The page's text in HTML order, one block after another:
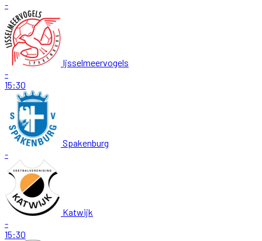
-
Ijsselmeervogels
-
15:30
Spakenburg
-
Katwijk
-
15:30